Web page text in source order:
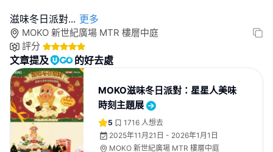
滋味冬日派對... 更多
MOKO 新世紀廣場 MTR 樓層中庭
評分
文章提及 的好去處
MOKO滋味冬日派對：星星人美味
時刻主題展
5 1716 人想去
2025年11月21日 - 2026年1月1日
MOKO 新世紀廣場 MTR 樓層中庭